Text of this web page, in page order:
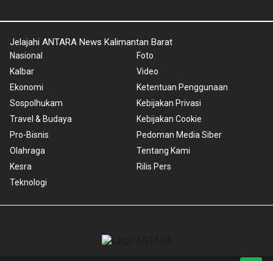
Jelajahi ANTARA News Kalimantan Barat
Nasional
Kalbar
Ekonomi
Sospolhukam
Travel & Budaya
Pro-Bisnis
Olahraga
Kesra
Teknologi
Foto
Video
Ketentuan Penggunaan
Kebijakan Privasi
Kebijakan Cookie
Pedoman Media Siber
Tentang Kami
Rilis Pers